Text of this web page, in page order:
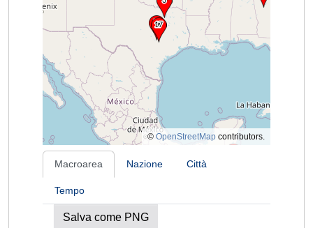
© OpenStreetMap contributors.
Macroarea Nazione Città
Tempo
Salva come PNG